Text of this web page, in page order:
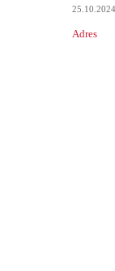
25.10.2024
Adres